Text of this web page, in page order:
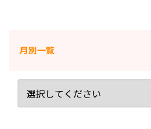
月別一覧